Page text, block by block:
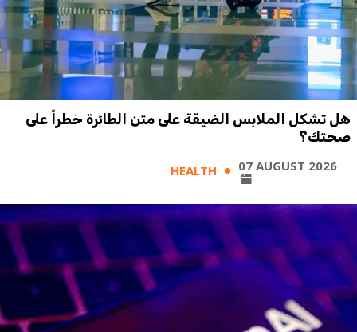
هل تشكل الملابس الضيقة على متن الطائرة خطراً على
صحتك؟
HEALTH 07 AUGUST 2026